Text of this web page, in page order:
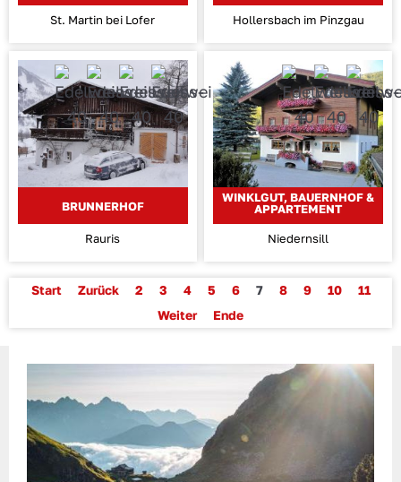
St. Martin bei Lofer Hollersbach im Pinzgau
BRUNNERHOF
Rauris
WINKLGUT, BAUERNHOF &
APPARTEMENT
Niedernsill
Start Zurück 2 3 4 5 6 7 8 9 10
11
Weiter
Ende